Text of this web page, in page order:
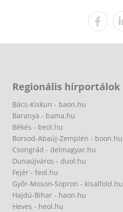
Regionális hírportálok
Bács-Kiskun - baon.hu
Baranya - bama.hu
Békés - beol.hu
Borsod-Abaúj-Zemplén - boon.hu
Csongrád - delmagyar.hu
Dunaújváros - duol.hu
Fejér - feol.hu
Győr-Moson-Sopron - kisalfold.hu
Hajdú-Bihar - haon.hu
Heves - heol.hu